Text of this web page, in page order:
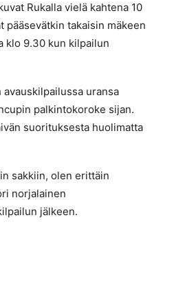
Rukalla vielä kahtena 10
pääsevätkin takaisin mäkeen
klo 9.30 kun kilpailun
avauskilpailussa uransa
palkintokoroke sijan.
suorituksesta huolimatta
olen erittäin
norjalainen
jälkeen.